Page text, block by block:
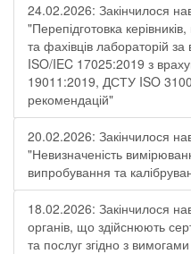
24.02.2026: Закінчилося
"Перепідготовка
та фахівців лабораторій
ISO/IEC 17025:2019 з
19011:2019, ДСТУ ISO
рекомендацій"
20.02.2026: Закінчилося
"Невизначеність
випробування та
18.02.2026: Закінчилося
органів, що здійснюють
та послуг згідно з